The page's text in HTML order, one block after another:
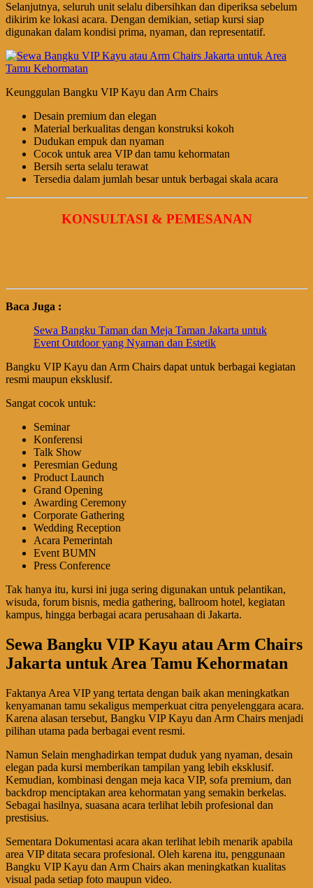
Selanjutnya, seluruh unit selalu dibersihkan dan diperiksa sebelum
dikirim ke lokasi acara. Dengan demikian, setiap kursi siap
digunakan dalam kondisi prima, nyaman, dan representatif.
Keunggulan Bangku VIP Kayu dan Arm Chairs
Desain premium dan elegan
Material berkualitas dengan konstruksi kokoh
Dudukan empuk dan nyaman
Cocok untuk area VIP dan tamu kehormatan
Bersih serta selalu terawat
Tersedia dalam jumlah besar untuk berbagai skala acara
KONSULTASI & PEMESANAN
Baca Juga :
Sewa Bangku Taman dan Meja Taman Jakarta untuk
Event Outdoor yang Nyaman dan Estetik
Bangku VIP Kayu dan Arm Chairs dapat untuk berbagai kegiatan
resmi maupun eksklusif.
Sangat cocok untuk:
Seminar
Konferensi
Talk Show
Peresmian Gedung
Product Launch
Grand Opening
Awarding Ceremony
Corporate Gathering
Wedding Reception
Acara Pemerintah
Event BUMN
Press Conference
Tak hanya itu, kursi ini juga sering digunakan untuk pelantikan,
wisuda, forum bisnis, media gathering, ballroom hotel, kegiatan
kampus, hingga berbagai acara perusahaan di Jakarta.
Sewa Bangku VIP Kayu atau Arm Chairs
Jakarta untuk Area Tamu Kehormatan
Faktanya Area VIP yang tertata dengan baik akan meningkatkan
kenyamanan tamu sekaligus memperkuat citra penyelenggara acara.
Karena alasan tersebut, Bangku VIP Kayu dan Arm Chairs menjadi
pilihan utama pada berbagai event resmi.
Namun Selain menghadirkan tempat duduk yang nyaman, desain
elegan pada kursi memberikan tampilan yang lebih eksklusif.
Kemudian, kombinasi dengan meja kaca VIP, sofa premium, dan
backdrop menciptakan area kehormatan yang semakin berkelas.
Sebagai hasilnya, suasana acara terlihat lebih profesional dan
prestisius.
Sementara Dokumentasi acara akan terlihat lebih menarik apabila
area VIP ditata secara profesional. Oleh karena itu, penggunaan
Bangku VIP Kayu dan Arm Chairs akan meningkatkan kualitas
visual pada setiap foto maupun video.